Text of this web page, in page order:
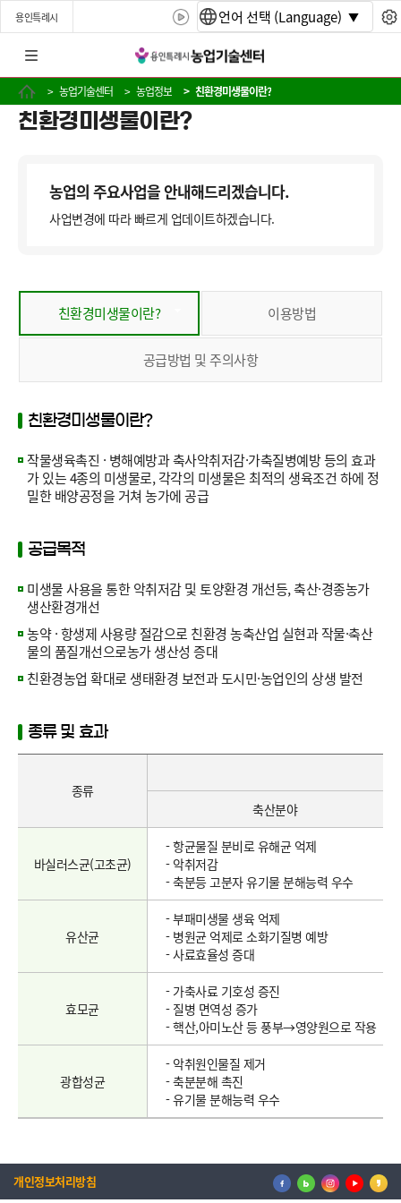
용인특례시 언어 선택 (Language)
친환경미생물이란?
농업기술센터 농업정보 친환경미생물이란?
농업의 주요사업을 안내해드리겠습니다.
사업변경에 따라 빠르게 업데이트하겠습니다.
친환경미생물이란? 이용방법
공급방법 및 주의사항
친환경미생물이란?
작물생육촉진 · 병해예방과 축사악취저감·가축질병예방 등의 효과
가 있는 4종의 미생물로, 각각의 미생물은 최적의 생육조건 하에 정
밀한 배양공정을 거쳐 농가에 공급
공급목적
미생물 사용을 통한 악취저감 및 토양환경 개선등, 축산·경종농가
생산환경개선
농약 · 항생제 사용량 절감으로 친환경 농축산업 실현과 작물·축산
물의 품질개선으로농가 생산성 증대
친환경농업 확대로 생태환경 보전과 도시민·농업인의 상생 발전
종류 및 효과
종류
축산분야
바실러스균(고초균)
- 항균물질 분비로 유해균 억제
- 악취저감
- 축분등 고분자 유기물 분해능력 우수
유산균
- 부패미생물 생육 억제
- 병원균 억제로 소화기질병 예방
- 사료효율성 증대
효모균
- 가축사료 기호성 증진
- 질병 면역성 증가
- 핵산,아미노산 등 풍부→영양원으로 작용
광합성균
- 악취원인물질 제거
- 축분분해 촉진
- 유기물 분해능력 우수
개인정보처리방침